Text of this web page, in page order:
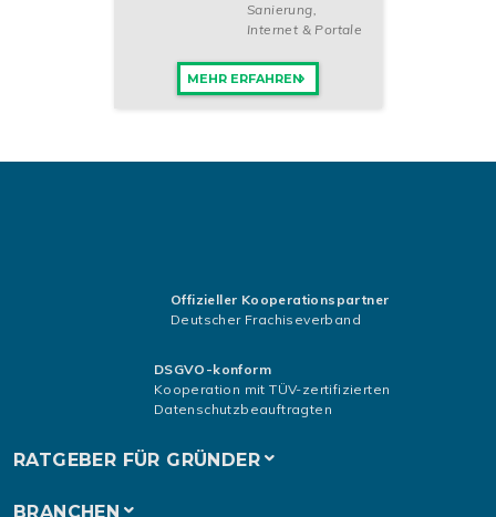
Sanierung,
Internet & Portale
MEHR ERFAHREN
Offizieller Kooperationspartner
Deutscher Frachiseverband
DSGVO-konform
Kooperation mit TÜV-zertifizierten
Datenschutzbeauftragten
RATGEBER FÜR GRÜNDER
BRANCHEN